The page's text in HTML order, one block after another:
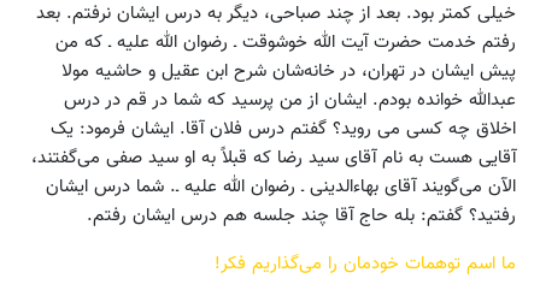
خیلی کمتر بود. بعد از چند صباحی، دیگر به درس ایشان نرفتم. بعد
رفتم خدمت حضرت آیت الله خوشوقت ـ رضوان الله علیه ـ که من
پیش ایشان در تهران، در خانه‌شان شرح ابن عقیل و حاشیه مولا
عبدالله خوانده بودم. ایشان از من پرسید که شما در قم در درس
اخلاق چه کسی می روید؟ گفتم درس فلان آقا. ایشان فرمود: یک
آقایی هست به نام آقای سید رضا که قبلاً به او سید صفی می‌گفتند،
الآن می‌گویند آقای بهاءالدینی ـ رضوان الله علیه ـ. شما درس ایشان
رفتید؟ گفتم: بله حاج آقا چند جلسه هم درس ایشان رفتم.
ما اسم توهمات خودمان را می‌گذاریم فکر!